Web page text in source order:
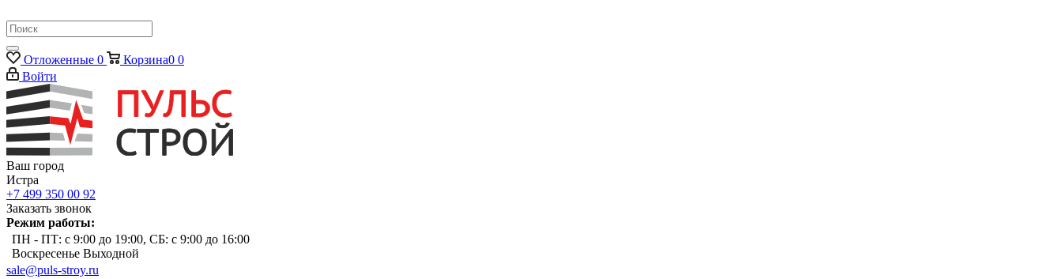
Отложенные 0 Корзина0 0
Войти
Ваш город
Истра
+7 499 350 00 92
Заказать звонок
Режим работы:
ПН - ПТ: с 9:00 до 19:00, СБ: с 9:00 до 16:00
Воскресенье Выходной
sale@puls-stroy.ru